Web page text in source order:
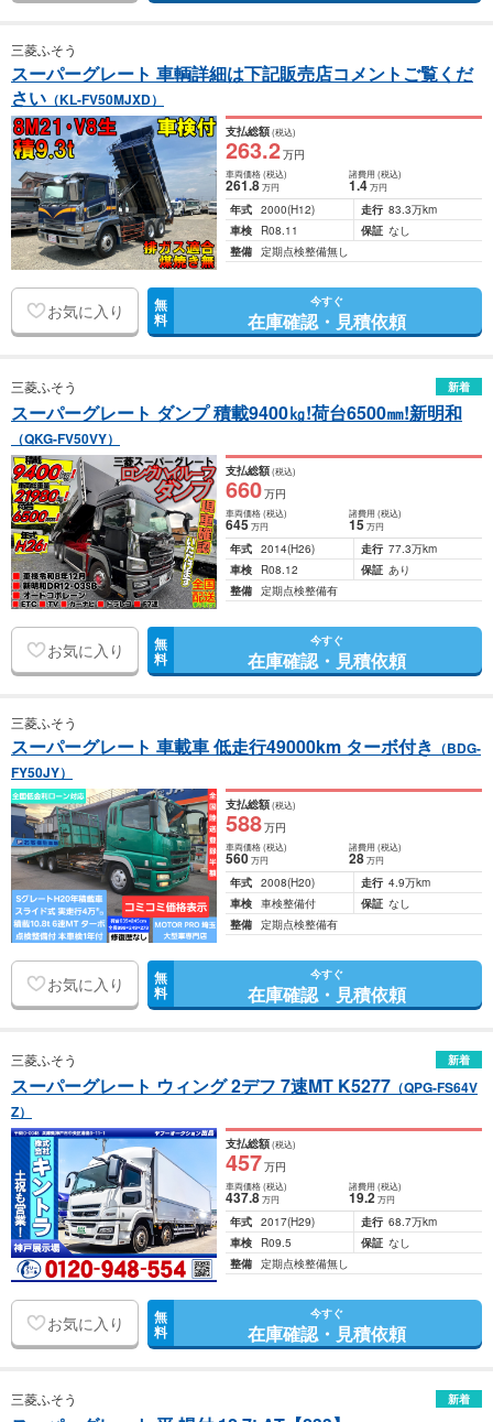
三菱ふそう
スーパーグレート 車輌詳細は下記販売店コメントご覧くだ
さい （KL-FV50MJXD）
支払総額(税込)
263.2万円
車両価格(税込)
261.8万円
諸費用 (税込)
1.4 万円
年式 2000(H12) 走行 83.3万km
車検
R08.11 保証 なし
整備 定期点検整備無し
お気に入り 無
料
今すぐ
在庫確認・見積依頼
三菱ふそう 新着
スーパーグレート ダンプ 積載9400㎏!荷台6500㎜!新明和
（QKG-FV50VY）
支払総額(税込)
660万円
車両価格(税込)
645万円
諸費用 (税込)
15 万円
年式 2014(H26) 走行 77.3万km
車検
R08.12 保証 あり
整備 定期点検整備有
お気に入り 無
料
今すぐ
在庫確認・見積依頼
三菱ふそう
スーパーグレート 車載車 低走行49000km ターボ付き （BDG-
FY50JY）
支払総額(税込)
588万円
車両価格(税込)
560万円
諸費用 (税込)
28 万円
年式 2008(H20) 走行 4.9万km
車検 車検整備付 保証 なし
整備 定期点検整備有
お気に入り 無
料
今すぐ
在庫確認・見積依頼
三菱ふそう 新着
スーパーグレート ウィング 2デフ 7速MT K5277 （QPG-FS64V
Z）
支払総額(税込)
457万円
車両価格(税込)
437.8万円
諸費用 (税込)
19.2 万円
年式 2017(H29) 走行 68.7万km
車検
R09.5 保証 なし
整備 定期点検整備無し
お気に入り 無
料
今すぐ
在庫確認・見積依頼
三菱ふそう 新着